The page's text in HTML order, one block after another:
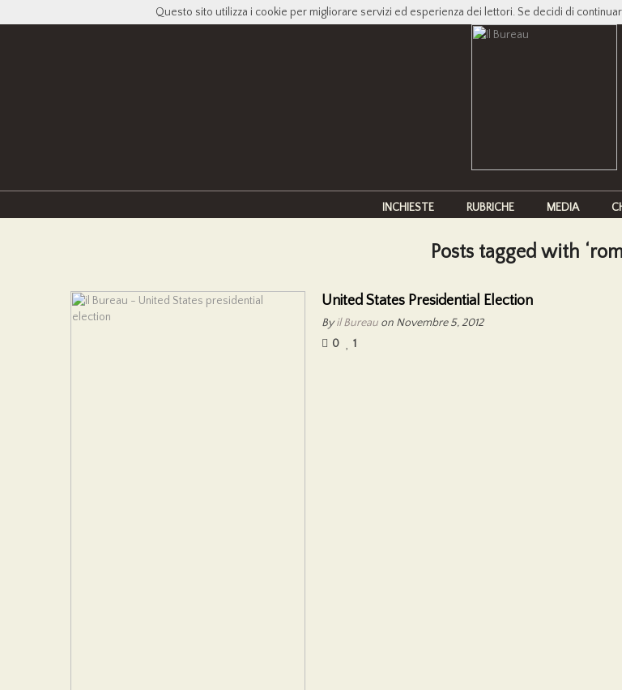
INCHIESTE RUBRICHE MEDIA
Posts tagged with
United States Presidential Election
Byil Bureau on Novembre 5, 2012
0
1
Questo sito utilizza i cookie per migliorare servizi ed esperienza dei lettori. Se decidi di